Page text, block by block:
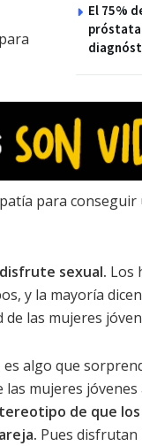
El 75%
próstata
para
sexual. Los
y la mayoría
las mujeres
algo que
mujeres
de que
Pues disfrutan